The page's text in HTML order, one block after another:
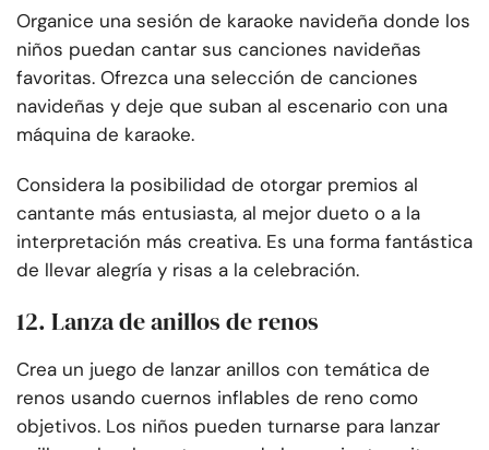
Organice una sesión de karaoke navideña donde los
niños puedan cantar sus canciones navideñas
favoritas. Ofrezca una selección de canciones
navideñas y deje que suban al escenario con una
máquina de karaoke.
Considera la posibilidad de otorgar premios al
cantante más entusiasta, al mejor dueto o a la
interpretación más creativa. Es una forma fantástica
de llevar alegría y risas a la celebración.
12. Lanza de anillos de renos
Crea un juego de lanzar anillos con temática de
renos usando cuernos inflables de reno como
objetivos. Los niños pueden turnarse para lanzar